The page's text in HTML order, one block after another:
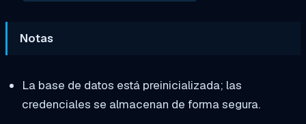
Notas
La base de datos está preinicializada; las
credenciales se almacenan de forma segura.